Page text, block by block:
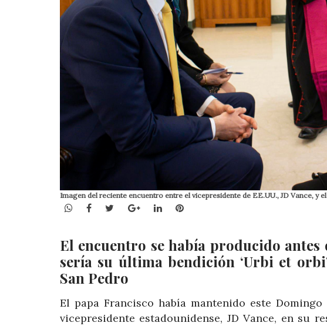
Imagen del reciente encuentro entre el vicepresidente de EE.UU., JD Vance,
WhatsApp
Facebook
TwitterGoogle+LinkedInPinterest
El encuentro se había producido
sería su última bendición ‘Urbi et
San Pedro
El papa Francisco había mantenido este
vicepresidente estadounidense, JD Vance, en su